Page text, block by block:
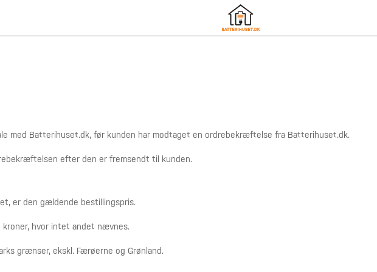
med Batterihuset.dk, før kunden har modtaget en ordrebekræftelse fra Batterihuset.dk.
efter den er fremsendt til kunden.
er den gældende bestillingspris.
kroner, hvor intet andet nævnes.
grænser, ekskl. Færøerne og Grønland.